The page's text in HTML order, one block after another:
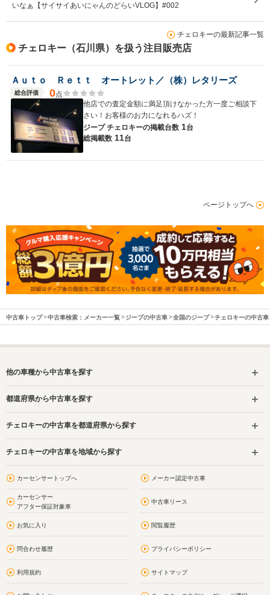
いなぁ【サイサイあいにゃんのどらいVLOG】#002
チェロキーの最新記事一覧
チェロキー（石川県）を扱う注目販売店
Ａｕｔｏ Ｒｅｔｔ オートレット／（株）レタリーズ
総合評価 0点
他店での査定金額に満足頂けなかった方一度ご相談下
さい！お客様のお力になれるハズ！
ジープ チェロキーの掲載台数 1台
総掲載数 11台
ページトップへ
中古車トップ 中古車検索：メーカー一覧 ジープの中古車 全国のジープ チェロキーの中古車
他の車種から中古車を探す
都道府県から中古車を探す
チェロキーの中古車を都道府県から探す
チェロキーの中古車を地域から探す
カーセンサートップへ メーカー認定中古車
カーセンサー
アフター保証対象車
中古車リース
お気に入り 閲覧履歴
問合わせ履歴 プライバシーポリシー
利用規約 サイトマップ